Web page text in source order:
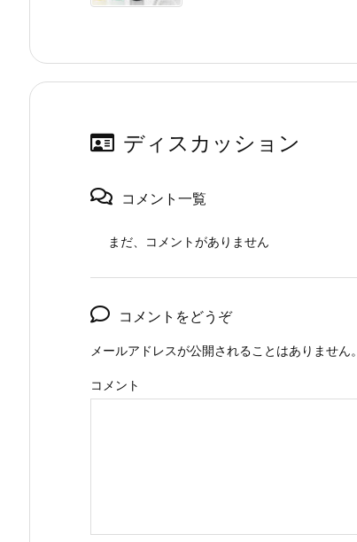
ディスカッション
コメント一覧
まだ、コメントがありません
コメントをどうぞ
メールアドレスが公開されることはありません。
コメント